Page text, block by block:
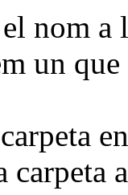
nom a
un que
carpeta